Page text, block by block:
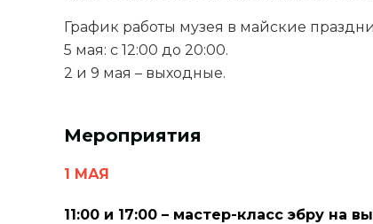
График работы музея в майские
5 мая: с 12:00 до 20:00.
2 и 9 мая – выходные.
Мероприятия
1 МАЯ
11:00 и 17:00 – мастер-класс эбру на